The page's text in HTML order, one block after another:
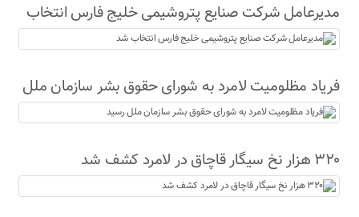
مدیرعامل شرکت صنایع پتروشیمی خلیج فارس انتخاب
شد
فریاد مظلومیت لامرد به شورای حقوق بشر سازمان ملل
رسید
۳۲۰ هزار نخ سیگار قاچاق در لامرد کشف شد